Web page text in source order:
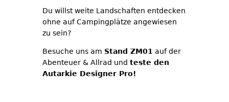
Du willst weite Landschaften entdecken
ohne auf Campingplätze angewiesen
zu sein?
Besuche uns am Stand ZM01 auf der
Abenteuer & Allrad und teste den
Autarkie Designer Pro!